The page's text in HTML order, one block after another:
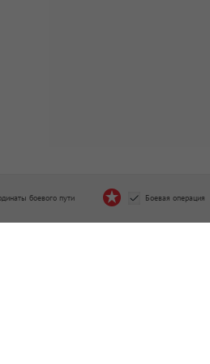
боевого пути Боевая операция